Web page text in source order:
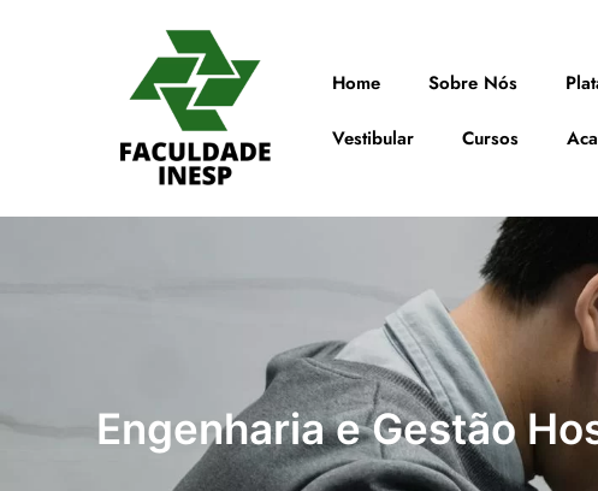
Home Sobre Nós
Vestibular Cursos
Engenharia e Gestão